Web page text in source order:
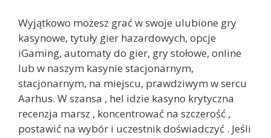
Wyjątkowo możesz grać w swoje ulubione gry
kasynowe, tytuły gier hazardowych, opcje
iGaming, automaty do gier, gry stołowe, online
lub w naszym kasynie stacjonarnym,
stacjonarnym, na miejscu, prawdziwym w sercu
Aarhus. W szansa , hel idzie kasyno krytyczna
recenzja marsz , koncentrować na szczerość ,
postawić na wybór i uczestnik doświadczyć . Jeśli